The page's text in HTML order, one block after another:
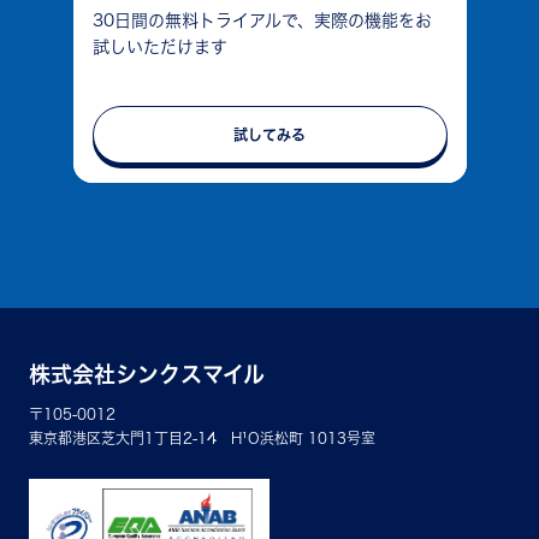
30日間の無料トライアルで、実際の機能をお
試しいただけます
試してみる
株式会社シンクスマイル
〒105-0012
東京都港区芝大門1丁目2-14 H¹O浜松町 1013号室